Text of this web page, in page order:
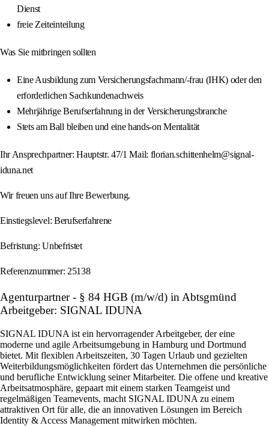
Dienst
freie Zeiteinteilung
Was Sie mitbringen sollten
Eine Ausbildung zum Versicherungsfachmann/-frau (IHK) oder den
erforderlichen Sachkundenachweis
Mehrjährige Berufserfahrung in der Versicherungsbranche
Stets am Ball bleiben und eine hands-on Mentalität
Ihr Ansprechpartner: Hauptstr. 47/1 Mail: florian.schittenhelm@signal-
iduna.net
Wir freuen uns auf Ihre Bewerbung.
Einstiegslevel: Berufserfahrene
Befristung: Unbefristet
Referenznummer: 25138
Agenturpartner - § 84 HGB (m/w/d) in Abtsgmünd
Arbeitgeber: SIGNAL IDUNA
SIGNAL IDUNA ist ein hervorragender Arbeitgeber, der eine
moderne und agile Arbeitsumgebung in Hamburg und Dortmund
bietet. Mit flexiblen Arbeitszeiten, 30 Tagen Urlaub und gezielten
Weiterbildungsmöglichkeiten fördert das Unternehmen die persönliche
und berufliche Entwicklung seiner Mitarbeiter. Die offene und kreative
Arbeitsatmosphäre, gepaart mit einem starken Teamgeist und
regelmäßigen Teamevents, macht SIGNAL IDUNA zu einem
attraktiven Ort für alle, die an innovativen Lösungen im Bereich
Identity & Access Management mitwirken möchten.